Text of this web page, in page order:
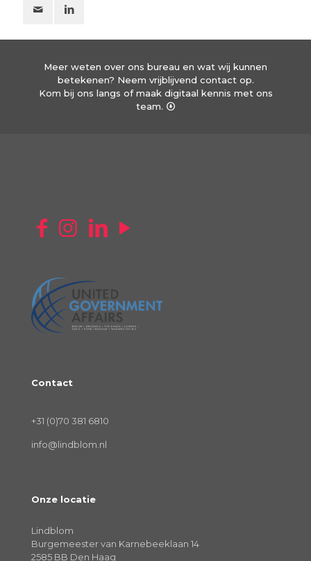
Meer weten over ons bureau en wat wij kunnen
betekenen? Neem vrijblijvend contact op.
Kom bij ons langs of maak digitaal kennis met ons
team.
Contact
+31 (0)70 381 6810
info@lindblom.nl
Onze locatie
Lindblom
Burgemeester van Karnebeeklaan 14
2585 BB Den Haag